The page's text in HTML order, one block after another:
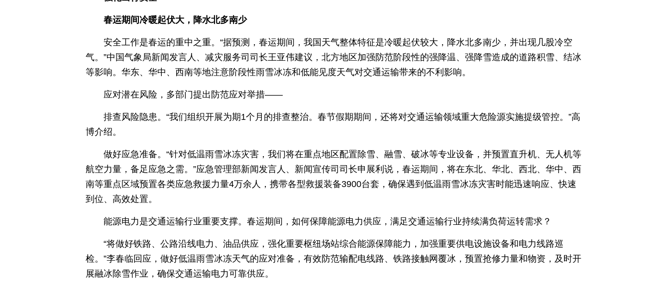
春运期间冷暖起伏大，降水北多南少
安全工作是春运的重中之重。“据预测，春运期间，我国天气整体特征是冷暖起伏较大，降水北多南少，并出现几股冷空
气。”中国气象局新闻发言人、减灾服务司司长王亚伟建议，北方地区加强防范阶段性的强降温、强降雪造成的道路积雪、结冰
等影响。华东、华中、西南等地注意阶段性雨雪冰冻和低能见度天气对交通运输带来的不利影响。
应对潜在风险，多部门提出防范应对举措——
排查风险隐患。“我们组织开展为期1个月的排查整治。春节假期期间，还将对交通运输领域重大危险源实施提级管控。”高
博介绍。
做好应急准备。“针对低温雨雪冰冻灾害，我们将在重点地区配置除雪、融雪、破冰等专业设备，并预置直升机、无人机等
航空力量，备足应急之需。”应急管理部新闻发言人、新闻宣传司司长申展利说，春运期间，将在东北、华北、西北、华中、西
南等重点区域预置各类应急救援力量4万余人，携带各型救援装备3900台套，确保遇到低温雨雪冰冻灾害时能迅速响应、快速
到位、高效处置。
能源电力是交通运输行业重要支撑。春运期间，如何保障能源电力供应，满足交通运输行业持续满负荷运转需求？
“将做好铁路、公路沿线电力、油品供应，强化重要枢纽场站综合能源保障能力，加强重要供电设施设备和电力线路巡
检。”李春临回应，做好低温雨雪冰冻天气的应对准备，有效防范输配电线路、铁路接触网覆冰，预置抢修力量和物资，及时开
展融冰除雪作业，确保交通运输电力可靠供应。